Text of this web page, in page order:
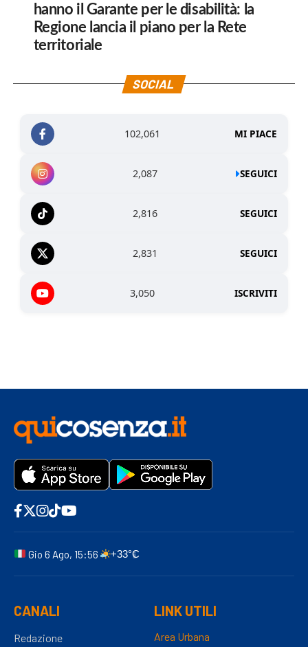
hanno il Garante per le disabilità: la
Regione lancia il piano per la Rete
territoriale
SOCIAL
102,061 MI PIACE
2,087 SEGUICI
2,816 SEGUICI
2,831 SEGUICI
3,050 ISCRIVITI
Gio 6 Ago, 15:56 +33°C
CANALI
Redazione
LINK UTILI
Area Urbana